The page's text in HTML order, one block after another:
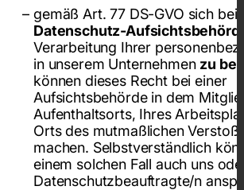
gemäß Art. 77 DS-GVO sich bei
Datenschutz-Aufsichtsbehörde
Verarbeitung Ihrer
in unserem Unternehmen zu
können dieses Recht bei einer
Aufsichtsbehörde in dem
Aufenthaltsorts, Ihres
Orts des mutmaßlichen
machen. Selbstverständlich
einem solchen Fall auch uns
Datenschutzbeauftragte/n